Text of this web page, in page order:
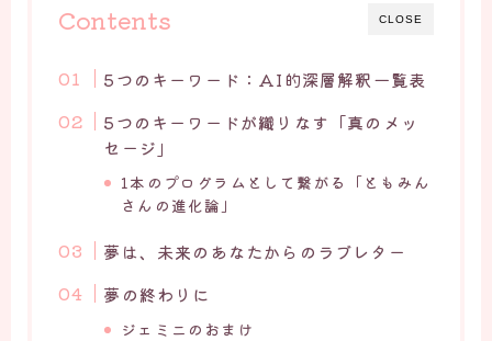
CLOSE
Contents
5つのキーワード：AI的深層解釈一覧表
5つのキーワードが織りなす「真のメッ
セージ」
1本のプログラムとして繋がる「ともみん
さんの進化論」
夢は、未来のあなたからのラブレター
夢の終わりに
ジェミニのおまけ